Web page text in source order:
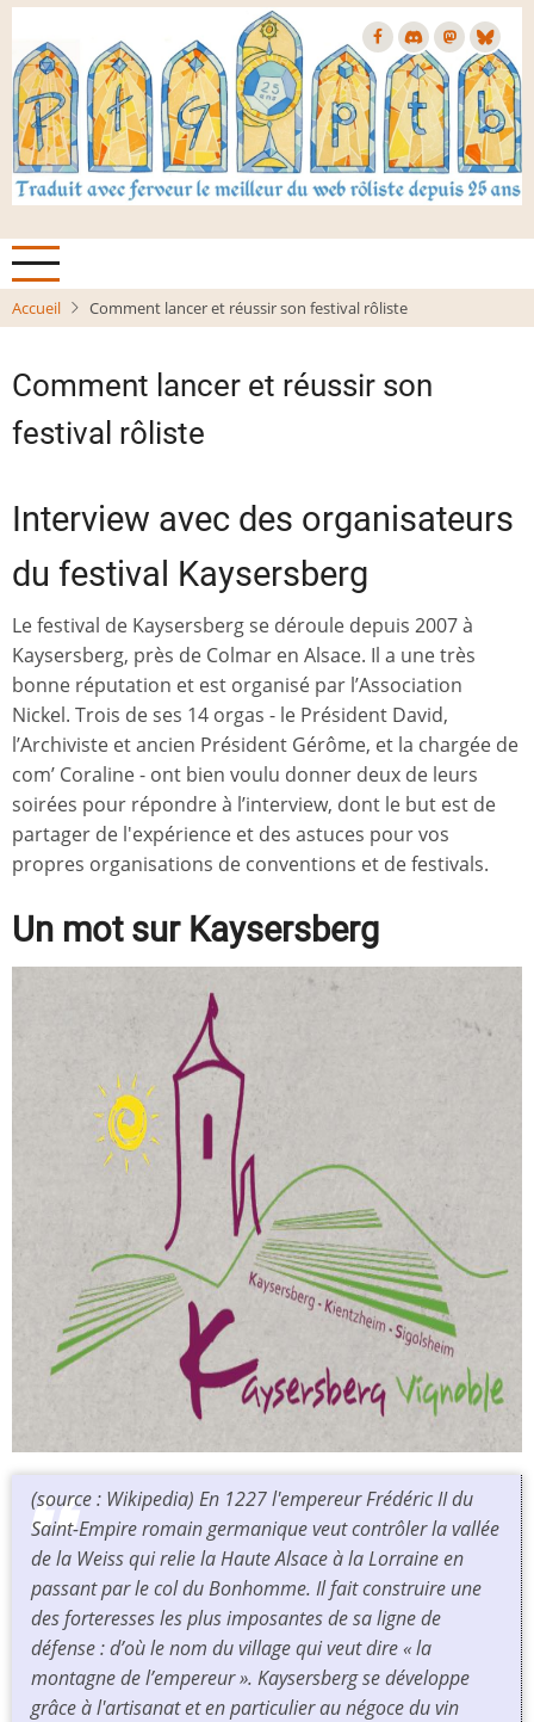
Aller
contenu
principal
Accueil Comment lancer et réussir son festival rôliste
Comment lancer et réussir son
festival rôliste
Interview avec des organisateurs
du festival Kaysersberg
Le festival de Kaysersberg se déroule depuis 2007 à
Kaysersberg, près de Colmar en Alsace. Il a une très
bonne réputation et est organisé par l’Association
Nickel. Trois de ses 14 orgas - le Président David,
l’Archiviste et ancien Président Gérôme, et la chargée de
com’ Coraline - ont bien voulu donner deux de leurs
soirées pour répondre à l’interview, dont le but est de
partager de l'expérience et des astuces pour vos
propres organisations de conventions et de festivals.
Un mot sur Kaysersberg
(source : Wikipedia) En 1227 l'empereur Frédéric II du
Saint-Empire romain germanique veut contrôler la vallée
de la Weiss qui relie la Haute Alsace à la Lorraine en
passant par le col du Bonhomme. Il fait construire une
des forteresses les plus imposantes de sa ligne de
défense : d’où le nom du village qui veut dire « la
montagne de l’empereur ». Kaysersberg se développe
grâce à l'artisanat et en particulier au négoce du vin